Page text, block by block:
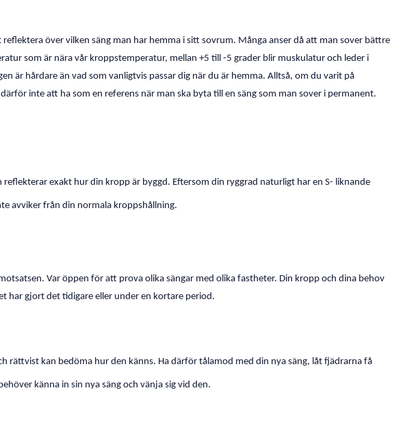
över vilken säng man har hemma i sitt sovrum. Många anser då att man sover bättre
som är nära vår kroppstemperatur, mellan +5 till -5 grader blir muskulatur och leder i
är hårdare än vad som vanligtvis passar dig när du är hemma. Alltså, om du varit på
inte att ha som en referens när man ska byta till en säng som man sover i permanent.
exakt hur din kropp är byggd. Eftersom din ryggrad naturligt har en S- liknande
avviker från din normala kroppshållning.
Var öppen för att prova olika sängar med olika fastheter. Din kropp och dina behov
har gjort det tidigare eller under en kortare period.
rättvist kan bedöma hur den känns. Ha därför tålamod med din nya säng, låt fjädrarna få
känna in sin nya säng och vänja sig vid den.